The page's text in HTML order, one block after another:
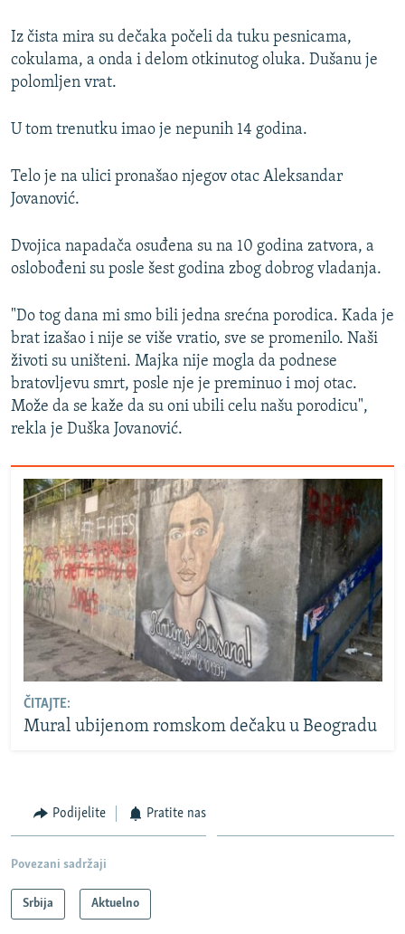
Iz čista mira su dečaka počeli da tuku pesnicama,
cokulama, a onda i delom otkinutog oluka. Dušanu je
polomljen vrat.
U tom trenutku imao je nepunih 14 godina.
Telo je na ulici pronašao njegov otac Aleksandar
Jovanović.
Dvojica napadača osuđena su na 10 godina zatvora, a
oslobođeni su posle šest godina zbog dobrog vladanja.
"Do tog dana mi smo bili jedna srećna porodica. Kada je
brat izašao i nije se više vratio, sve se promenilo. Naši
životi su uništeni. Majka nije mogla da podnese
bratovljevu smrt, posle nje je preminuo i moj otac.
Može da se kaže da su oni ubili celu našu porodicu",
rekla je Duška Jovanović.
ČITAJTE:
Mural ubijenom romskom dečaku u Beogradu
Podijelite Pratite nas
Povezani sadržaji
Srbija Aktuelno